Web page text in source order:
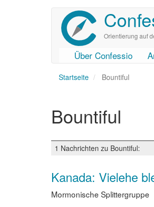
Orientierung auf
User
account
Main
navigation
Über Confessio
Startseite Bountiful
Bountiful
1 Nachrichten zu Bountiful:
Kanada: Vielehe
Mormonische Splittergruppe